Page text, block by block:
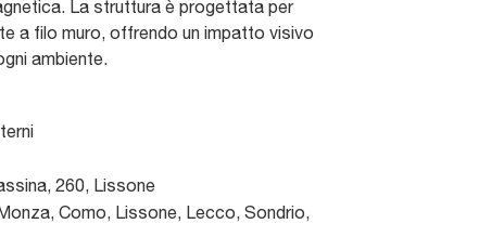
La struttura è progettata per
a filo muro, offrendo un impatto visivo
ambiente.
260, Lissone
Como, Lissone, Lecco, Sondrio,